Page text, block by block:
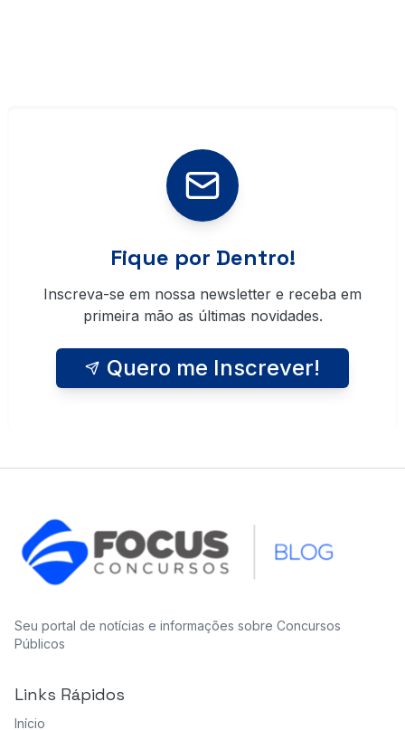
Fique por Dentro!
Inscreva-se em nossa newsletter e receba em
primeira mão as últimas novidades.
Quero me Inscrever!
Seu portal de notícias e informações sobre Concursos
Públicos
Links Rápidos
Início